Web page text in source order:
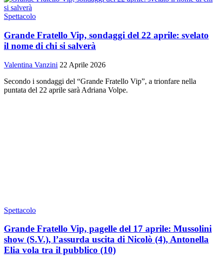
Spettacolo
Grande Fratello Vip, sondaggi del 22 aprile: svelato
il nome di chi si salverà
Valentina Vanzini 22 Aprile 2026
Secondo i sondaggi del “Grande Fratello Vip”, a trionfare nella
puntata del 22 aprile sarà Adriana Volpe.
Spettacolo
Grande Fratello Vip, pagelle del 17 aprile: Mussolini
show (S.V.), l’assurda uscita di Nicolò (4), Antonella
Elia vola tra il pubblico (10)